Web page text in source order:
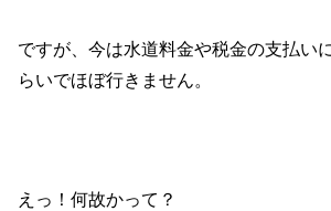
ですが、今は水道料金や税金の支払い
らいでほぼ行きません。
えっ！何故かって？